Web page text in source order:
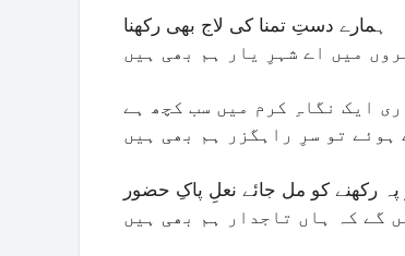
ہمارے دستِ تمنا کی لاج بھی رکھنا
میں اے شہرِ یار ہم بھی ہیں
ایک نگاہِ کرم میں سب کچھ ہے
ہوئے تو سرِ راہگزر ہم بھی ہیں
رکھنے کو مل جائے نعلِ پاکِ حضور
گے کہ ہاں تاجدار ہم بھی ہیں